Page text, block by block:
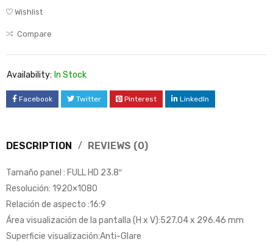
Wishlist
Compare
Availability: In Stock
Facebook Twitter Pinterest LinkedIn
DESCRIPTION REVIEWS (0)
Tamaño panel : FULL HD 23.8″
Resolución: 1920×1080
Relación de aspecto :16:9
Área visualización de la pantalla (H x V):527.04 x 296.46 mm
Superficie visualización:Anti-Glare